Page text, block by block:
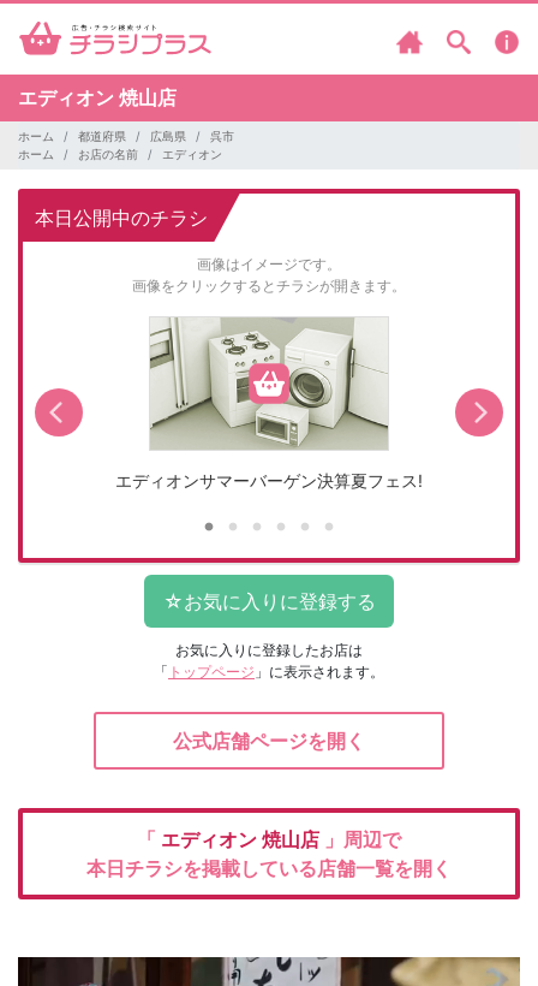
エディオン 焼山店
ホーム 都道府県 広島県
呉市
ホーム
お店の名前 エディオン
本日公開中のチラシ
画像はイメージです。
画像をクリックするとチラシが開きます。
エディオンサマーバーゲン決算夏フェス!
お気に入りに登録したお店は
「 トップページ 」に表示されます。
公式店舗ページを開く
「 エディオン 焼山店 」周辺で
本日チラシを掲載している店舗一覧を開く